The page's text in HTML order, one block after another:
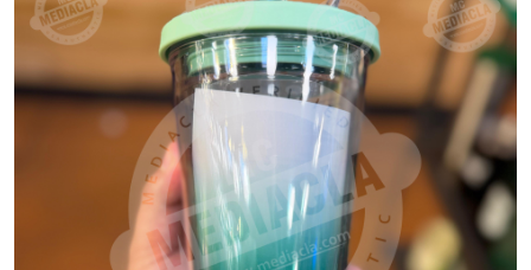
VER PRODUCTO